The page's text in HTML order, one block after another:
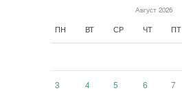
Август 2026
ПН ВТ СР ЧТ ПТ
3 4 5 6 7